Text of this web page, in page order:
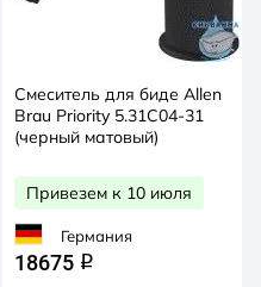
Смеситель для биде Allen
Brau Priority 5.31С04-31
(черный матовый)
Привезем к 10 июля
Германия
18675 q